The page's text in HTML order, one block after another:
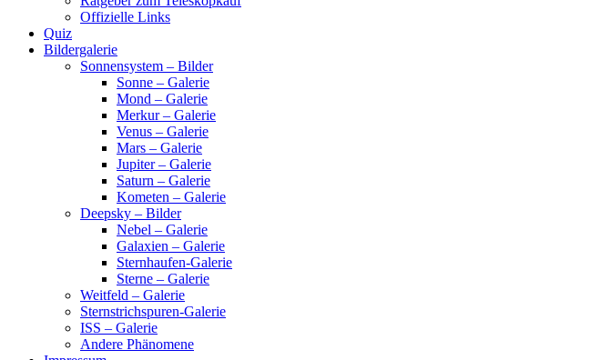
Offizielle Links
Quiz
Bildergalerie
Sonnensystem – Bilder
Sonne – Galerie
Mond – Galerie
Merkur – Galerie
Venus – Galerie
Mars – Galerie
Jupiter – Galerie
Saturn – Galerie
Kometen – Galerie
Deepsky – Bilder
Nebel – Galerie
Galaxien – Galerie
Sternhaufen-Galerie
Sterne – Galerie
Weitfeld – Galerie
Sternstrichspuren-Galerie
ISS – Galerie
Andere Phänomene